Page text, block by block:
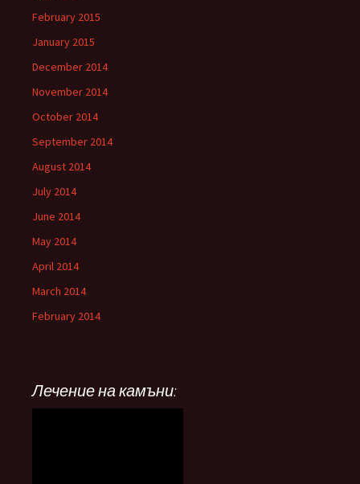
February 2015
January 2015
December 2014
November 2014
October 2014
September 2014
August 2014
July 2014
June 2014
May 2014
April 2014
March 2014
February 2014
Лечение на камъни: